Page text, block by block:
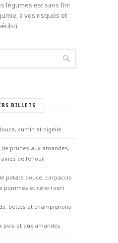
légumes est sans fin!
à vos risques et
BILLETS
cumin et nigelle
prunes aux amandes,
de fenouil
patate douce, carpaccio
pommes et céleri vert
bettes et champignons
pois et aux amandes